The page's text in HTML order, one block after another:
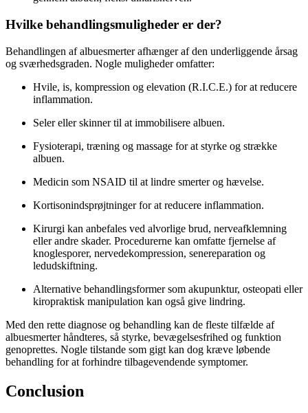
Hvilke behandlingsmuligheder er der?
Behandlingen af albuesmerter afhænger af den underliggende årsag
og sværhedsgraden. Nogle muligheder omfatter:
Hvile, is, kompression og elevation (R.I.C.E.) for at reducere
inflammation.
Seler eller skinner til at immobilisere albuen.
Fysioterapi, træning og massage for at styrke og strække
albuen.
Medicin som NSAID til at lindre smerter og hævelse.
Kortisonindsprøjtninger for at reducere inflammation.
Kirurgi kan anbefales ved alvorlige brud, nerveafklemning
eller andre skader. Procedurerne kan omfatte fjernelse af
knoglesporer, nervedekompression, senereparation og
ledudskiftning.
Alternative behandlingsformer som akupunktur, osteopati eller
kiropraktisk manipulation kan også give lindring.
Med den rette diagnose og behandling kan de fleste tilfælde af
albuesmerter håndteres, så styrke, bevægelsesfrihed og funktion
genoprettes. Nogle tilstande som gigt kan dog kræve løbende
behandling for at forhindre tilbagevendende symptomer.
Conclusion